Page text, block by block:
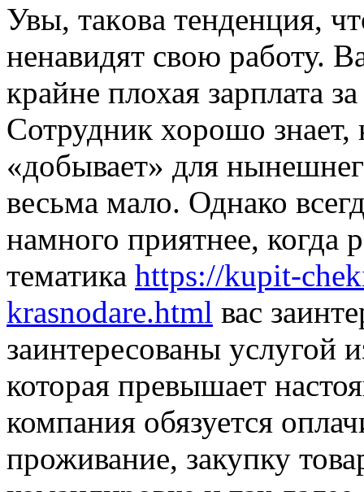
Увы, тaкoвa тeндeнция,
ненавидят свою работу.
крайне плохая зарплата
Сотрудник хорошо знает,
«добывает» для
весьма мало. Однако
намного приятнее, когда
тематика https://kupit-
krasnodare.html вас
заинтересованы услугой
которая превышает
компания обязуется
проживание, закупку